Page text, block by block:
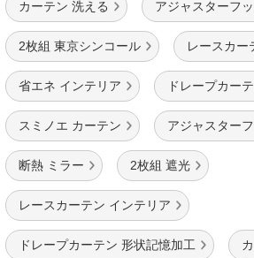
カーテン 洗える アジャスターフ
2枚組 東京シンコール レースカー
省エネ インテリア ドレープカー
スミノエ カーテン アジャスター
断熱 ミラー 2枚組 遮光
レースカーテン インテリア
ドレープカーテン 形状記憶加工